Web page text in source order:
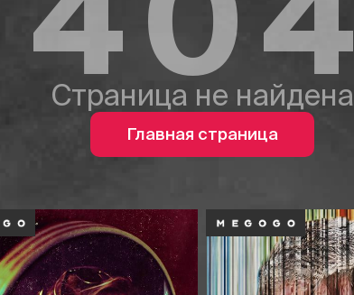
Страница не найдена
Главная страница